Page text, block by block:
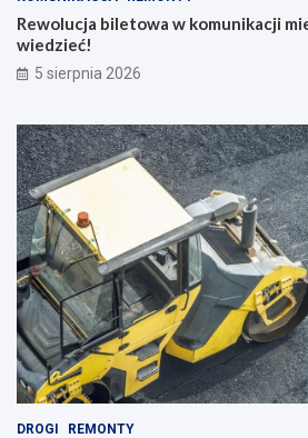
Rewolucja biletowa w komunikacji
wiedzieć!
5 sierpnia 2026
DROGI REMONTY